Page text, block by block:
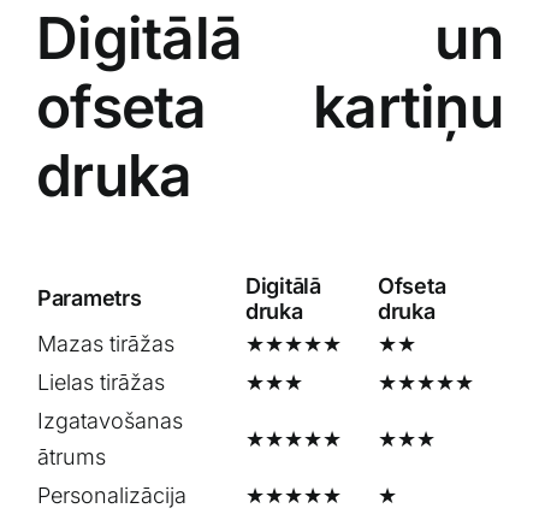
Digitālā un
ofseta kartiņu
druka
Parametrs
Digitālā
druka
Ofseta
druka
Mazas tirāžas
★★★★★
★★
Lielas tirāžas
★★★
★★★★★
Izgatavošanas
ātrums
★★★★★ ★★★
Personalizācija ★★★★★
★